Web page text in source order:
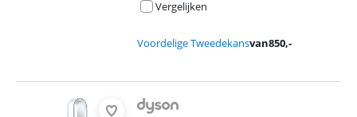
Vergelijken
Voordelige Tweedekansvan850,-